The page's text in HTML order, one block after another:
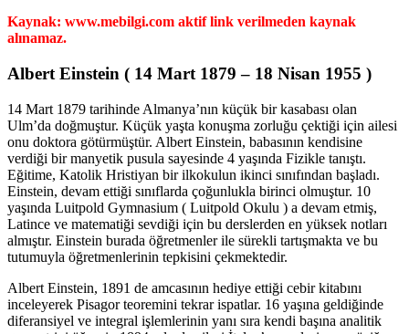
Kaynak: www.mebilgi.com aktif link verilmeden kaynak
alınamaz.
Albert Einstein ( 14 Mart 1879 – 18 Nisan 1955 )
14 Mart 1879 tarihinde Almanya’nın küçük bir kasabası olan
Ulm’da doğmuştur. Küçük yaşta konuşma zorluğu çektiği için ailesi
onu doktora götürmüştür. Albert Einstein, babasının kendisine
verdiği bir manyetik pusula sayesinde 4 yaşında Fizikle tanıştı.
Eğitime, Katolik Hristiyan bir ilkokulun ikinci sınıfından başladı.
Einstein, devam ettiği sınıflarda çoğunlukla birinci olmuştur. 10
yaşında Luitpold Gymnasium ( Luitpold Okulu ) a devam etmiş,
Latince ve matematiği sevdiği için bu derslerden en yüksek notları
almıştır. Einstein burada öğretmenler ile sürekli tartışmakta ve bu
tutumuyla öğretmenlerinin tepkisini çekmektedir.
Albert Einstein, 1891 de amcasının hediye ettiği cebir kitabını
inceleyerek Pisagor teoremini tekrar ispatlar. 16 yaşına geldiğinde
diferansiyel ve integral işlemlerinin yanı sıra kendi başına analitik